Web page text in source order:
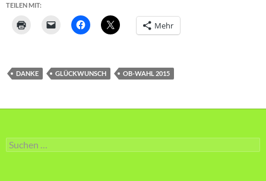
TEILEN MIT:
Mehr
DANKE GLÜCKWUNSCH OB-WAHL 2015
Suche
nach: